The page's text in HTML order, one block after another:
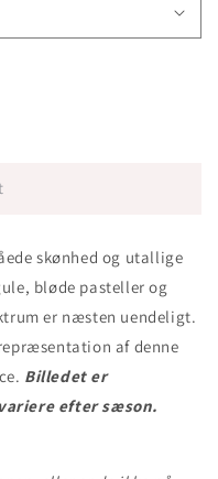
skønhed og utallige
bløde pasteller og
er næsten uendeligt.
af denne
Billedet er
efter sæson.